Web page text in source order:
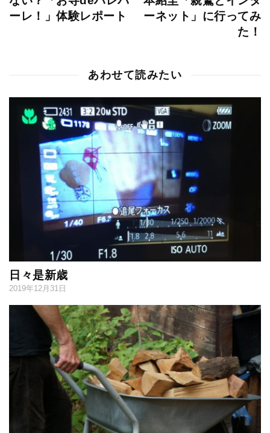
ーレ！」体験レポート
ーネット」に行ってみ
た！
あわせて読みたい
日々是新歳
2019年12月31日